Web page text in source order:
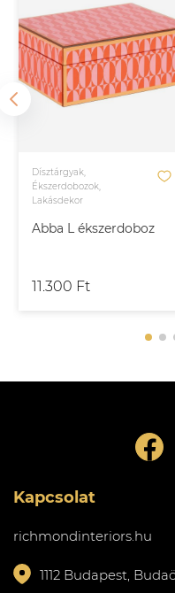
Abba L ékszerdoboz
Dísztárgyak,
Ékszerdobozok,
Lakásdekor
11.300 Ft
Kapcsolat
richmondinteriors.hu
1112 Budapest,